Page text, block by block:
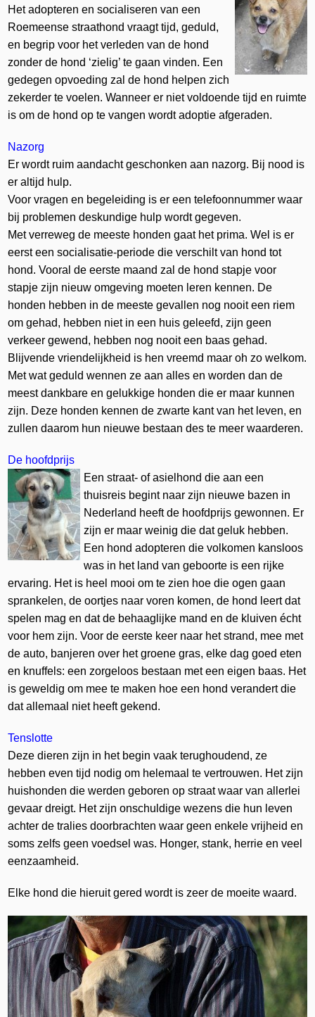
Het adopteren en socialiseren van een
Roemeense straathond vraagt tijd, geduld,
en begrip voor het verleden van de hond
zonder de hond ‘zielig’ te gaan vinden. Een
gedegen opvoeding zal de hond helpen zich
zekerder te voelen. Wanneer er niet voldoende tijd en ruimte
is om de hond op te vangen wordt adoptie afgeraden.
Nazorg
Er wordt ruim aandacht geschonken aan nazorg. Bij nood is
er altijd hulp.
Voor vragen en begeleiding is er een telefoonnummer waar
bij problemen deskundige hulp wordt gegeven.
Met verreweg de meeste honden gaat het prima. Wel is er
eerst een socialisatie-periode die verschilt van hond tot
hond. Vooral de eerste maand zal de hond stapje voor
stapje zijn nieuw omgeving moeten leren kennen. De
honden hebben in de meeste gevallen nog nooit een riem
om gehad, hebben niet in een huis geleefd, zijn geen
verkeer gewend, hebben nog nooit een baas gehad.
Blijvende vriendelijkheid is hen vreemd maar oh zo welkom.
Met wat geduld wennen ze aan alles en worden dan de
meest dankbare en gelukkige honden die er maar kunnen
zijn. Deze honden kennen de zwarte kant van het leven, en
zullen daarom hun nieuwe bestaan des te meer waarderen.
De hoofdprijs
Een straat- of asielhond die aan een
thuisreis begint naar zijn nieuwe bazen in
Nederland heeft de hoofdprijs gewonnen. Er
zijn er maar weinig die dat geluk hebben.
Een hond adopteren die volkomen kansloos
was in het land van geboorte is een rijke
ervaring. Het is heel mooi om te zien hoe die ogen gaan
sprankelen, de oortjes naar voren komen, de hond leert dat
spelen mag en dat de behaaglijke mand en de kluiven écht
voor hem zijn. Voor de eerste keer naar het strand, mee met
de auto, banjeren over het groene gras, elke dag goed eten
en knuffels: een zorgeloos bestaan met een eigen baas. Het
is geweldig om mee te maken hoe een hond verandert die
dat allemaal niet heeft gekend.
Tenslotte
Deze dieren zijn in het begin vaak terughoudend, ze
hebben even tijd nodig om helemaal te vertrouwen. Het zijn
huishonden die werden geboren op straat waar van allerlei
gevaar dreigt. Het zijn onschuldige wezens die hun leven
achter de tralies doorbrachten waar geen enkele vrijheid en
soms zelfs geen voedsel was. Honger, stank, herrie en veel
eenzaamheid.
Elke hond die hieruit gered wordt is zeer de moeite waard.